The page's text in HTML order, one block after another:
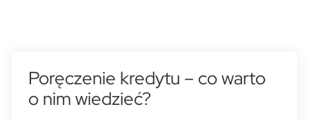
Poręczenie kredytu – co warto
o nim wiedzieć?